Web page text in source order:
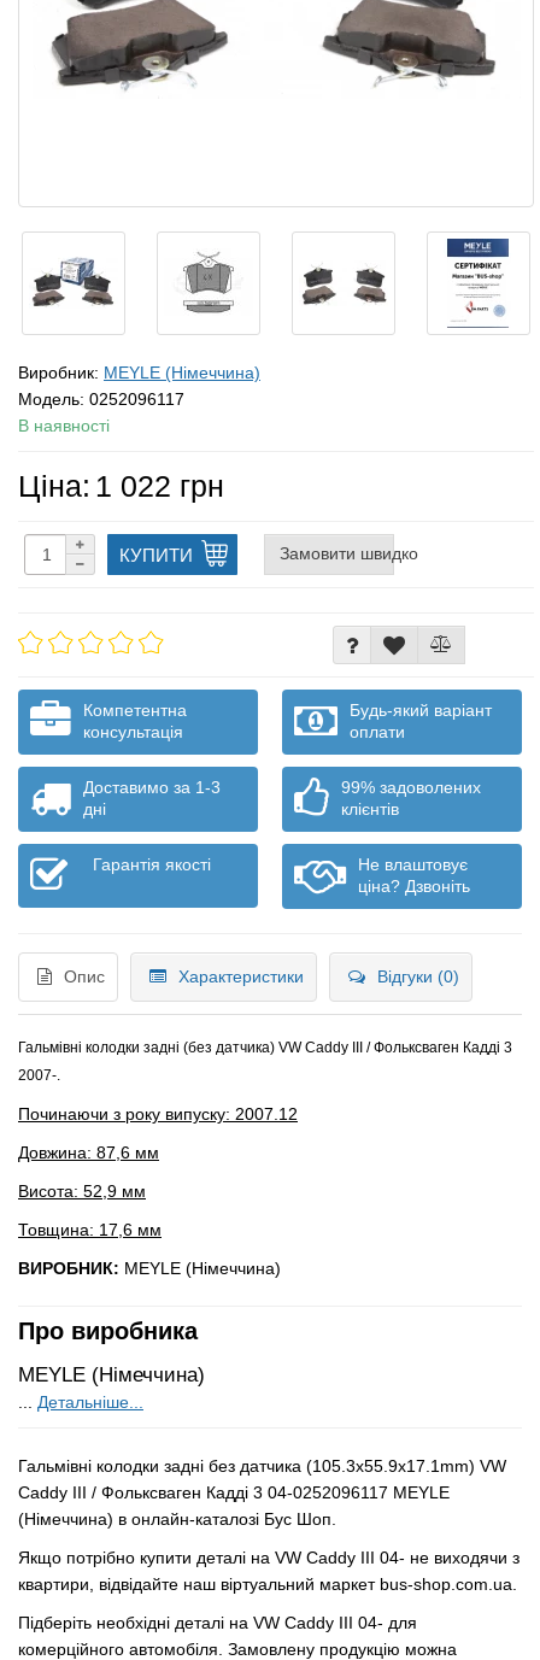
Виробник: MEYLE (Німеччина)
Модель: 0252096117
В наявності
Ціна: 1 022 грн
КУПИТИ Замовити швидко
Компетентна
консультація
Будь-який варіант
оплати
Доставимо за 1-3
дні
99% задоволених
клієнтів
Гарантія якості
Не влаштовує
ціна? Дзвоніть
Опис Характеристики Відгуки (0)
Гальмівні колодки задні (без датчика) VW Caddy III / Фольксваген Кадді 3
2007-.
Починаючи з року випуску: 2007.12
Довжина: 87,6 мм
Висота: 52,9 мм
Товщина: 17,6 мм
ВИРОБНИК: MEYLE (Німеччина)
Про виробника
MEYLE (Німеччина)
Детальніше...
Гальмівні колодки задні без датчика (105.3х55.9х17.1mm) VW
Caddy III / Фольксваген Кадді 3 04-0252096117 MEYLE
(Німеччина) в онлайн-каталозі Бус Шоп.
Якщо потрібно купити деталі на VW Caddy III 04- не виходячи з
квартири, відвідайте наш віртуальний маркет bus-shop.com.ua.
Підберіть необхідні деталі на VW Caddy III 04- для
комерційного автомобіля. Замовлену продукцію можна